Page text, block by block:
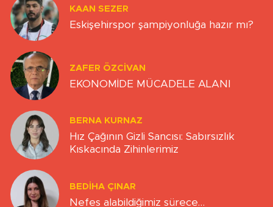
KAAN SEZER
Eskişehirspor şampiyonluğa hazır mı?
ZAFER ÖZCIVAN
EKONOMİDE MÜCADELE ALANI
BERNA KURNAZ
Hız Çağının Gizli Sancısı: Sabırsızlık
Kıskacında Zihinlerimiz
BEDIHA ÇINAR
Nefes alabildiğimiz sürece…